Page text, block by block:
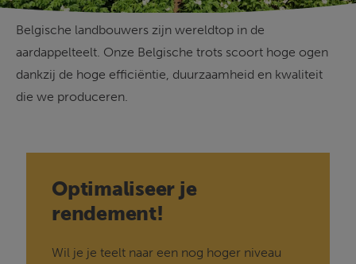
Belgische landbouwers zijn wereldtop in de
aardappelteelt. Onze Belgische trots scoort hoge ogen
dankzij de hoge efficiëntie, duurzaamheid en kwaliteit
die we produceren.
Optimaliseer je
rendement!
Wil je je teelt naar een nog hoger niveau